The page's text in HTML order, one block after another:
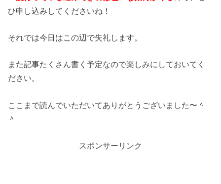
ひ申し込みしてくださいね！
それでは今日はこの辺で失礼します。
また記事たくさん書く予定なので楽しみにしておいてく
ださい。
ここまで読んでいただいてありがとうございました〜＾
＾
スポンサーリンク